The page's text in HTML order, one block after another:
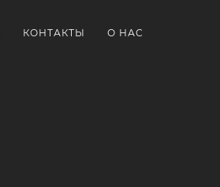
КОНТАКТЫ О НАС